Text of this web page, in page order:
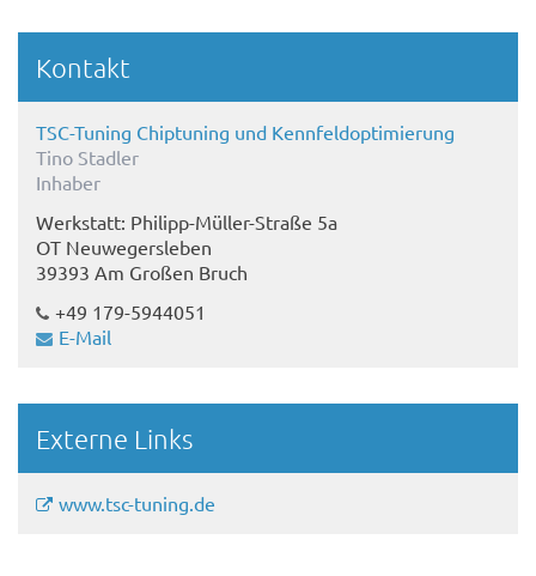
Kontakt
TSC-Tuning Chiptuning und Kennfeldoptimierung
Tino Stadler
Inhaber
Werkstatt: Philipp-Müller-Straße 5a
OT Neuwegersleben
39393 Am Großen Bruch
+49 179-5944051
E-Mail
Externe Links
www.tsc-tuning.de